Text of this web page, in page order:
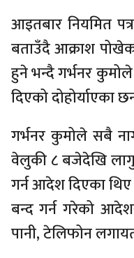
आइतबार नियमित
बताउँदै आक्राश
हुने भन्दै गर्भनर
दिएको दोहोर्याएका
गर्भनर कुमोले सबै
वेलुकी ८ बजेदेखि
गर्न आदेश दिएका
बन्द गर्न गरेको
पानी, टेलिफोन